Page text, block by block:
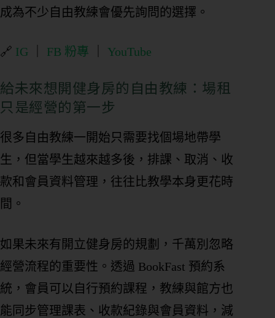
成為不少自由教練會優先詢問的選擇。
🔗 IG FB 粉專 YouTube
給未來想開健身房的自由教練：場租
只是經營的第一步
很多自由教練一開始只需要找個場地帶學
生，但當學生越來越多後，排課、取消、收
款和會員資料管理，往往比教學本身更花時
間。
如果未來有開立健身房的規劃，千萬別忽略
經營流程的重要性。透過 BookFast 預約系
統，會員可以自行預約課程，教練與館方也
能同步管理課表、收款紀錄與會員資料，減